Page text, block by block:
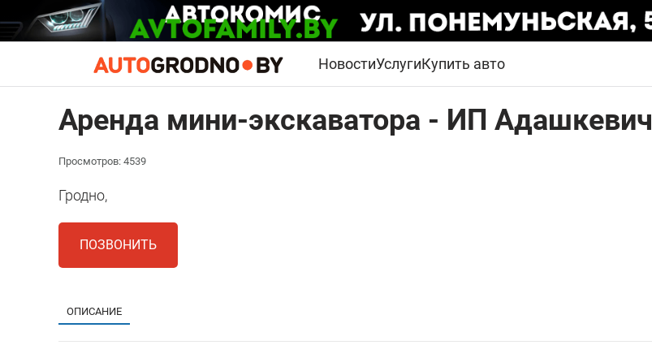
НовостиУслугиКупить авто
Аренда мини-экскаватора - ИП Адашкевич
Просмотров: 4539
Гродно,
ПОЗВОНИТЬ
ОПИСАНИЕ